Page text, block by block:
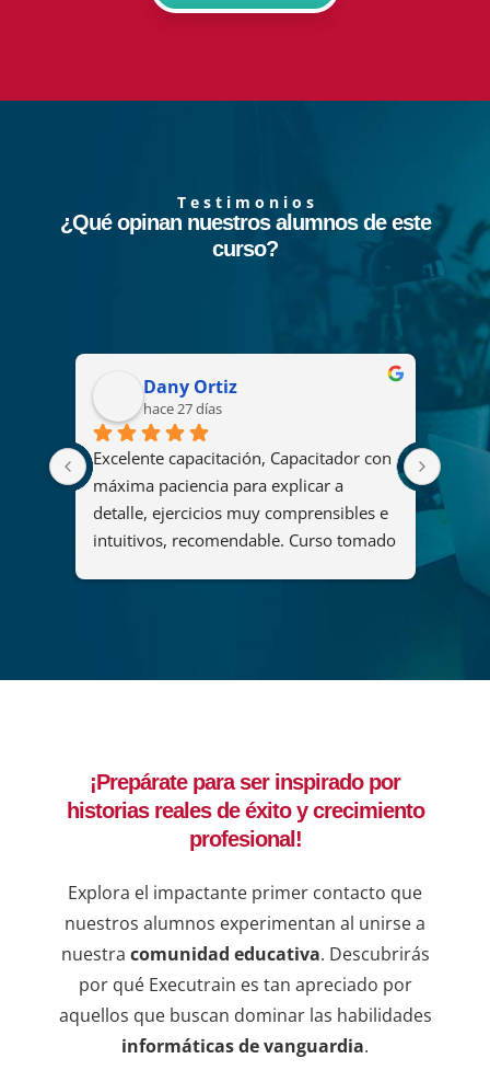
T e s t i m o n i o s
¿Qué opinan nuestros alumnos de este
curso?
Dany Ortiz
hace 27 días
Excelente capacitación, Capacitador con
máxima paciencia para explicar a
detalle, ejercicios muy comprensibles e
intuitivos, recomendable. Curso tomado
El
¡Prepárate para ser inspirado por
historias reales de éxito y crecimiento
profesional!
Explora el impactante primer contacto que
nuestros alumnos experimentan al unirse a
nuestra comunidad educativa. Descubrirás
por qué Executrain es tan apreciado por
aquellos que buscan dominar las habilidades
informáticas de vanguardia.